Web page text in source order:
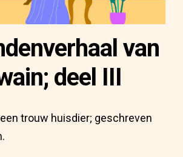
van
deel III
trouw huisdier; geschreven